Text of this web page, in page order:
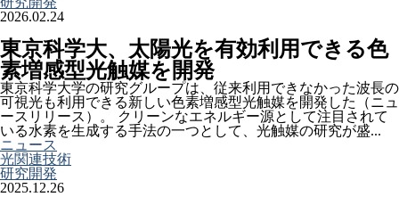
2026.02.24
東京科学大、太陽光を有効利用できる色
素増感型光触媒を開発
東京科学大学の研究グループは、従来利用できなかった波長の
可視光も利用できる新しい色素増感型光触媒を開発した（ニュ
ースリリース）。 クリーンなエネルギー源として注目されて
いる水素を生成する手法の一つとして、光触媒の研究が盛...
ニュース
光関連技術
研究開発
2025.12.26